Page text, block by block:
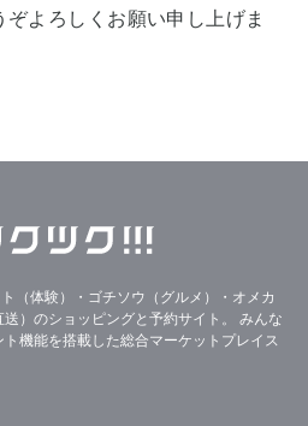
よろしくお願い申し上げま
（体験）・ゴチソウ（グルメ）・オメカ
）のショッピングと予約サイト。
みんな
機能を搭載した総合マーケットプレイス